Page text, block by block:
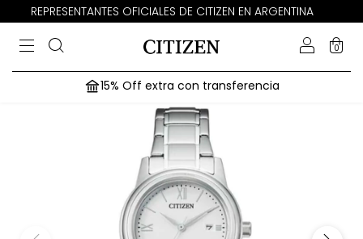
REPRESENTANTES OFICIALES DE CITIZEN EN ARGENTINA
0
15% Off extra con transferencia